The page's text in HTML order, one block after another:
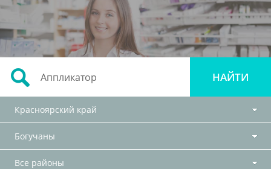
Красноярский край
Богучаны
Все районы